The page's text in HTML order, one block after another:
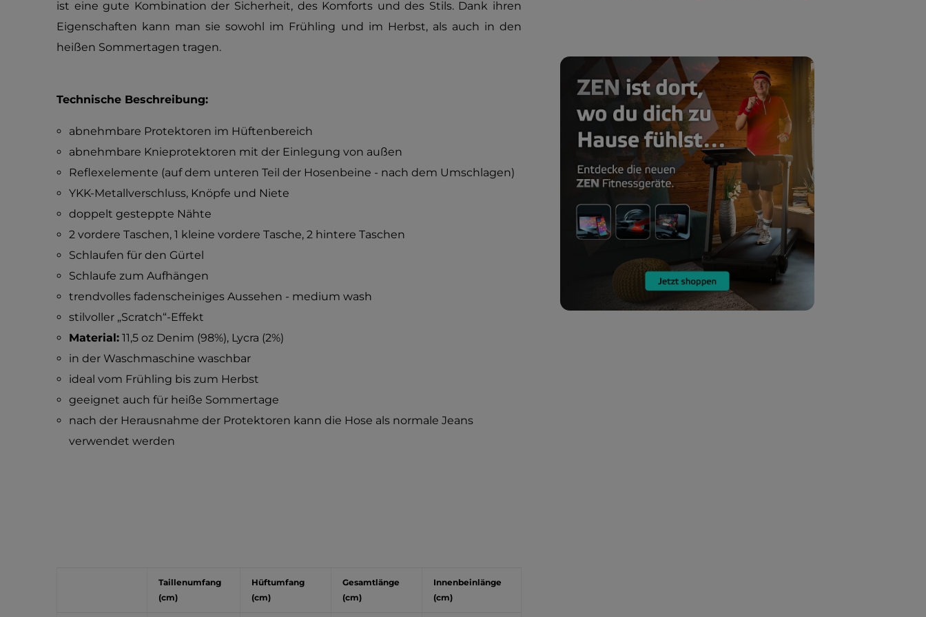
ist eine gute Kombination der Sicherheit, des Komforts und des Stils. Dank ihren
Eigenschaften kann man sie sowohl im Frühling und im Herbst, als auch in den
heißen Sommertagen tragen.
Technische Beschreibung:
abnehmbare Protektoren im Hüftenbereich
abnehmbare Knieprotektoren mit der Einlegung von außen
Reflexelemente (auf dem unteren Teil der Hosenbeine - nach dem Umschlagen)
YKK-Metallverschluss, Knöpfe und Niete
doppelt gesteppte Nähte
2 vordere Taschen, 1 kleine vordere Tasche, 2 hintere Taschen
Schlaufen für den Gürtel
Schlaufe zum Aufhängen
trendvolles fadenscheiniges Aussehen - medium wash
stilvoller „Scratch“-Effekt
Material:11,5 oz Denim (98%), Lycra (2%)
in der Waschmaschine waschbar
ideal vom Frühling bis zum Herbst
geeignet auch für heiße Sommertage
nach der Herausnahme der Protektoren kann die Hose als normale Jeans
verwendet werden
Taillenumfang
(cm)
Hüftumfang
(cm)
Gesamtlänge
(cm)
Innenbeinlänge
(cm)